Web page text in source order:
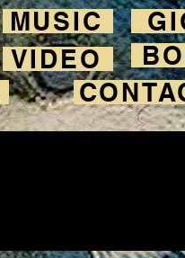
MUSIC
VIDEO